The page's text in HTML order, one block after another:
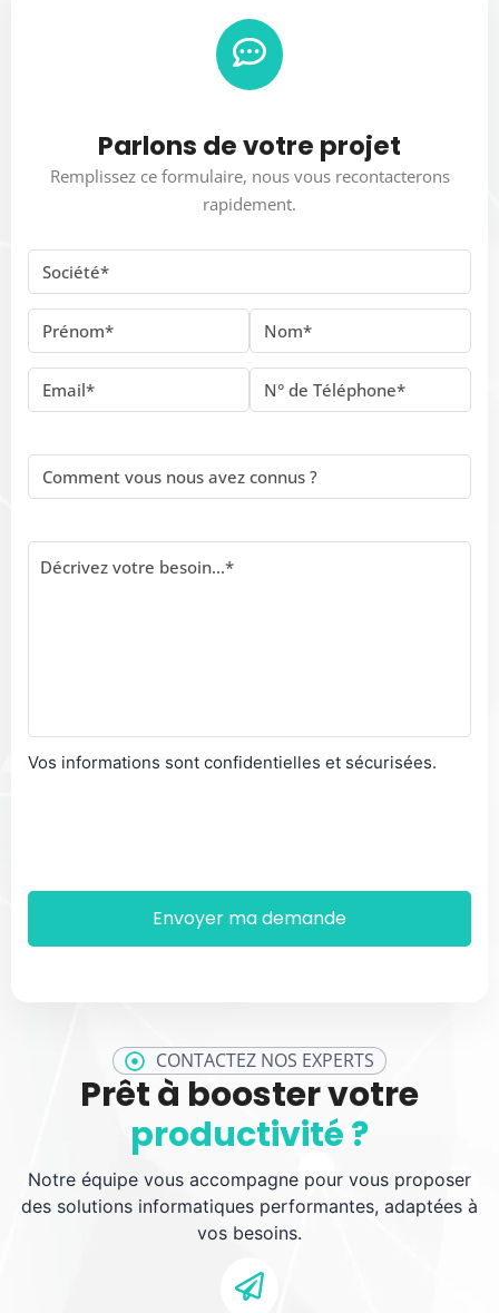
CONTACTEZ NOS EXPERTS
Prêt à booster votre
productivité ?
Notre équipe vous accompagne pour vous proposer
des solutions informatiques performantes, adaptées à
vos besoins.
Parlons de votre projet
Remplissez ce formulaire, nous vous recontacterons
rapidement.
Vos informations sont confidentielles et sécurisées.